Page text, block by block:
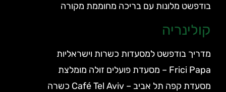
בודפשט מלונות עם בריכה מחוממת מקורה
קולינריה
מדריך בודפשט למסעדות כשרות וישראליות
Frici Papa – מסעדת פועלים זולה מומלצת
מסעדת קפה תל אביב – Café Tel Aviv כשרה